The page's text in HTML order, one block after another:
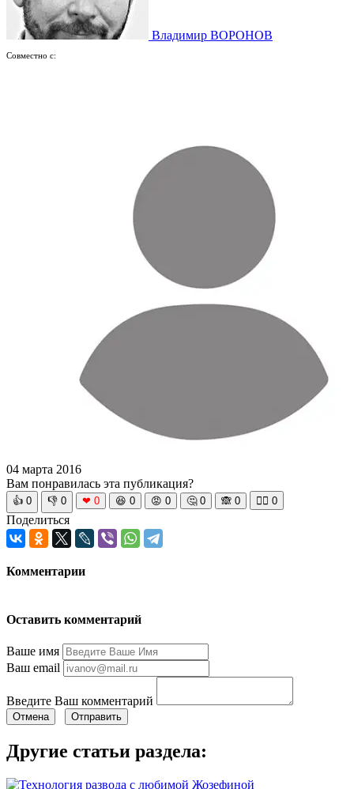
Владимир ВОРОНОВ
Совместно с:
04 марта 2016
Вам понравилась эта публикация?
👍 0 👎 0 ❤ 0 😆 0 😡 0 🤔 0 🙈 0 🧘‍♀️ 0
Поделиться
Комментарии
Оставить комментарий
Ваше имя
Ваш email
Введите Ваш комментарий
Отмена Отправить
Другие статьи раздела: